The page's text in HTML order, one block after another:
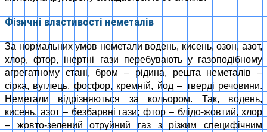
Фізичні властивості неметалів
За нормальних умов неметали водень, кисень, озон, азот,
хлор, фтор, інертні гази перебувають у газоподібному
агрегатному стані, бром – рідина, решта неметалів –
сірка, вуглець, фосфор, кремній, йод – тверді речовини.
Неметали відрізняються за кольором. Так, водень,
кисень, азот – безбарвні гази; фтор – блідо-жовтий, хлор
– жовто-зелений отруйний газ з різким специфічним